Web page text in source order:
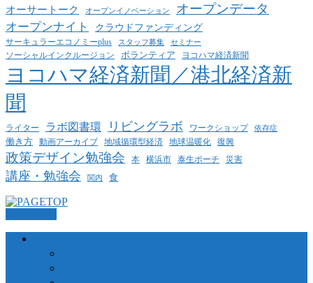
オーサートーク オープンイノベーション オープンデータ
オープンナイト クラウドファンディング
サーキュラーエコノミーplus スタッフ募集 セミナー
ソーシャルインクルージョン ボランティア ヨコハマ経済新聞
ヨコハマ経済新聞／港北経済新
聞
ライター ラボ図書環 リビングラボ ワークショップ 依存症
働き方 動画アーカイブ 地域循環型経済 地球温暖化 復興
政策デザイン勉強会 本 横浜市 泰生ポーチ 災害
講座・勉強会 関内 食